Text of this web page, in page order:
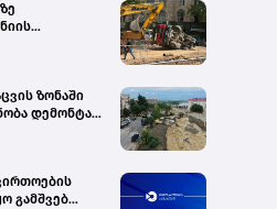
ნიადაგის
ბავშვი
ზონაში
დემონტაჟს
გამშვებ